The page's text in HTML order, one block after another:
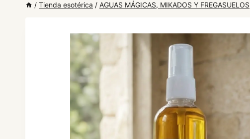
/ Tienda esotérica / AGUAS MÁGICAS, MIKADOS Y FREGASUELOS